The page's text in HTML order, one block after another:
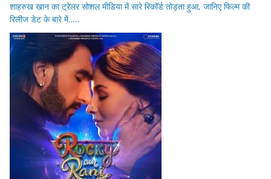
शाहरुख खान का ट्रेलर सोशल मीडिया में सारे रिकॉर्ड तोड़ता हुआ, जानिए फिल्म की
रिलीज डेट के बारे में…..